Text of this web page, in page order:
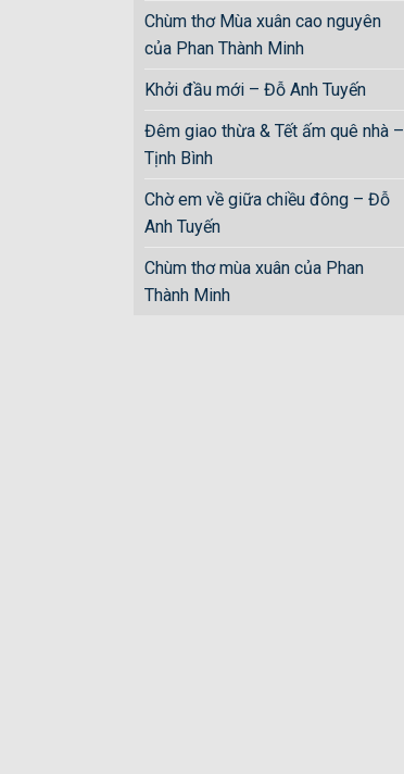
Chùm thơ Mùa xuân cao nguyên
của Phan Thành Minh
Khởi đầu mới – Đỗ Anh Tuyến
Đêm giao thừa & Tết ấm quê nhà –
Tịnh Bình
Chờ em về giữa chiều đông – Đỗ
Anh Tuyến
Chùm thơ mùa xuân của Phan
Thành Minh